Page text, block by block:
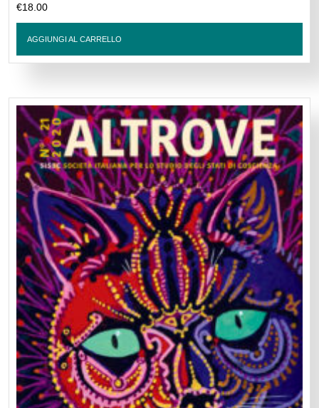
€18.00
AGGIUNGI AL CARRELLO